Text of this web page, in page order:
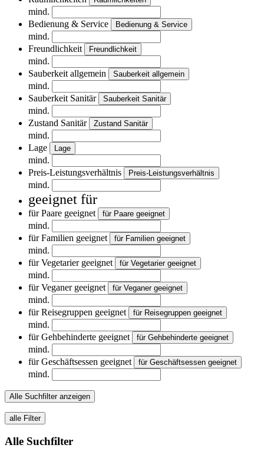
mind.
Bedienung & Service
Bedienung & Service
mind.
Freundlichkeit
Freundlichkeit
mind.
Sauberkeit allgemein
Sauberkeit allgemein
mind.
Sauberkeit Sanitär
Sauberkeit Sanitär
mind.
Zustand Sanitär
Zustand Sanitär
mind.
Lage
Lage
mind.
Preis-Leistungsverhältnis
Preis-Leistungsverhältnis
mind.
geeignet für
für Paare geeignet für Paare geeignet
mind.
für Familien geeignet
für Familien geeignet
mind.
für Vegetarier geeignet
für Vegetarier geeignet
mind.
für Veganer geeignet
für Veganer geeignet
mind.
für Reisegruppen geeignet
für Reisegruppen geeignet
mind.
für Gehbehinderte geeignet
für Gehbehinderte geeignet
mind.
für Geschäftsessen geeignet
für Geschäftsessen geeignet
mind.
Alle Suchfilter anzeigen
alle Filter
Alle Suchfilter